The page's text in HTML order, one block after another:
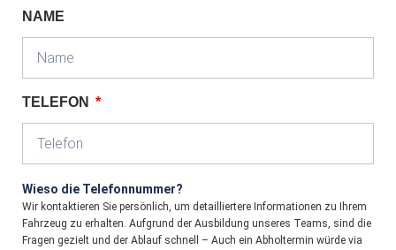
NAME
TELEFON
Wieso die Telefonnummer?
Wir kontaktieren Sie persönlich, um detailliertere Informationen zu Ihrem
Fahrzeug zu erhalten. Aufgrund der Ausbildung unseres Teams, sind die
Fragen gezielt und der Ablauf schnell – Auch ein Abholtermin würde via